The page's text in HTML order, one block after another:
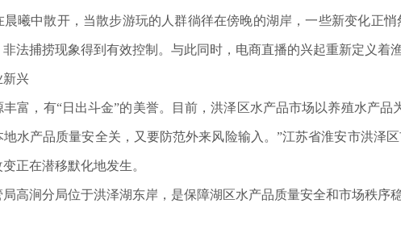
中散开，当散步游玩的人群徜徉在傍晚的湖岸，一些新变化正悄
法捕捞现象得到有效控制。与此同时，电商直播的兴起重新定义着
兴
，有“日出斗金”的美誉。目前，洪泽区水产品市场以养殖水产品
水产品质量安全关，又要防范外来风险输入。”江苏省淮安市洪泽
正在潜移默化地发生。
涧分局位于洪泽湖东岸，是保障湖区水产品质量安全和市场秩序